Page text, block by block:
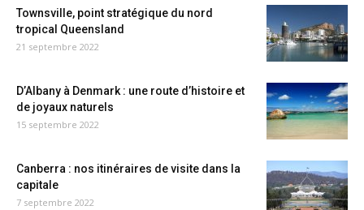
Townsville, point stratégique du nord
tropical Queensland
21 septembre 2022
D’Albany à Denmark : une route d’histoire et
de joyaux naturels
15 septembre 2022
Canberra : nos itinéraires de visite dans la
capitale
7 septembre 2022